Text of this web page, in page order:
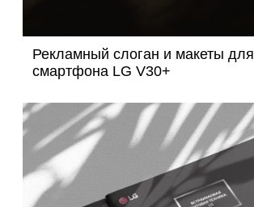
Рекламный слоган и макеты для
смартфона LG V30+